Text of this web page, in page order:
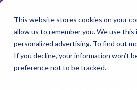
This website stores cookies on your
allow us to remember you. We use
personalized advertising. To find out
If you decline, your information won’t
preference not to be tracked.